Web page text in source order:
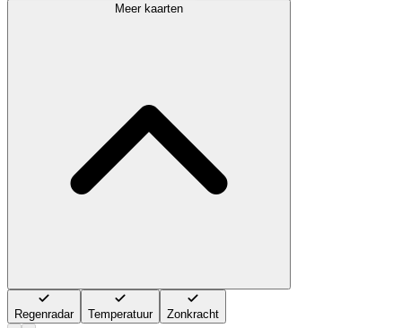
Meer kaarten
Regenradar Temperatuur Zonkracht